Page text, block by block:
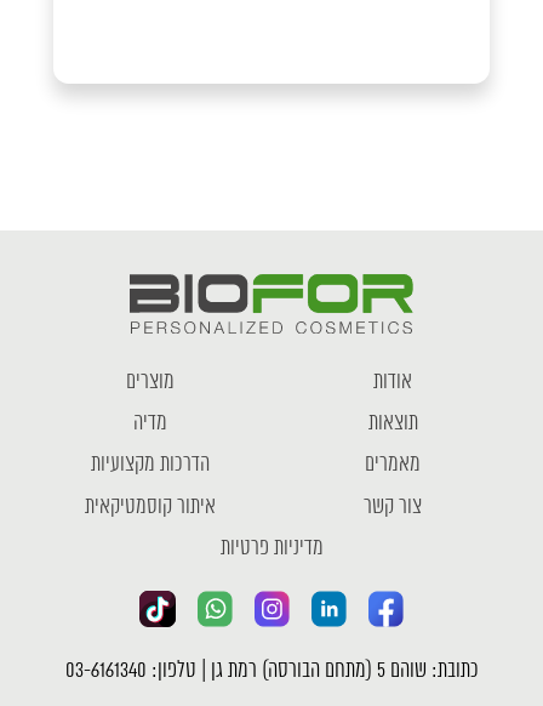
אודות
מוצרים
תוצאות
מדיה
מאמרים
הדרכות מקצועיות
צור קשר
איתור קוסמטיקאית
מדיניות פרטיות
כתובת: שוהם 5 (מתחם הבורסה) רמת גן | טלפון: 03-6161340